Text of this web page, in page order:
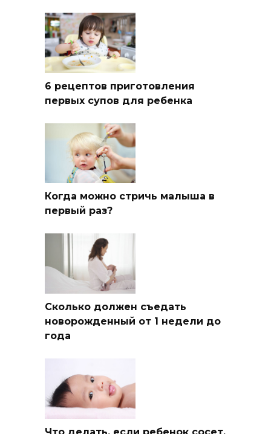
6 рецептов приготовления
первых супов для ребенка
Когда можно стричь малыша в
первый раз?
Сколько должен съедать
новорожденный от 1 недели до
года